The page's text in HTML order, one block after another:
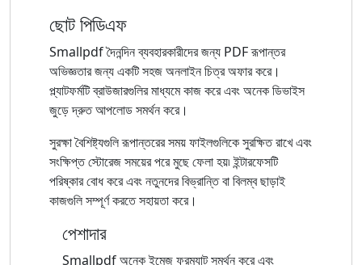
ছোট পিডিএফ
Smallpdf দৈনন্দিন ব্যবহারকারীদের জন্য PDF রূপান্তর
অভিজ্ঞতার জন্য একটি সহজ অনলাইন চিত্র অফার করে।
প্ল্যাটফর্মটি ব্রাউজারগুলির মাধ্যমে কাজ করে এবং অনেক ডিভাইস
জুড়ে দ্রুত আপলোড সমর্থন করে।
সুরক্ষা বৈশিষ্ট্যগুলি রূপান্তরের সময় ফাইলগুলিকে সুরক্ষিত রাখে এবং
সংক্ষিপ্ত স্টোরেজ সময়ের পরে মুছে ফেলা হয়৷ ইন্টারফেসটি
পরিষ্কার বোধ করে এবং নতুনদের বিভ্রান্তি বা বিলম্ব ছাড়াই
কাজগুলি সম্পূর্ণ করতে সহায়তা করে।
পেশাদার
Smallpdf অনেক ইমেজ ফরম্যাট সমর্থন করে এবং